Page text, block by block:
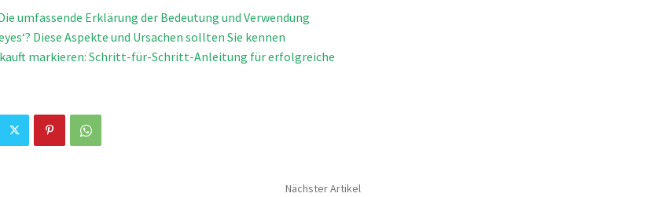
umfassende Erklärung der Bedeutung und Verwendung
Diese Aspekte und Ursachen sollten Sie kennen
markieren: Schritt-für-Schritt-Anleitung für erfolgreiche
Nächster Artikel